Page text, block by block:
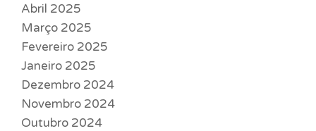
Abril 2025
Março 2025
Fevereiro 2025
Janeiro 2025
Dezembro 2024
Novembro 2024
Outubro 2024